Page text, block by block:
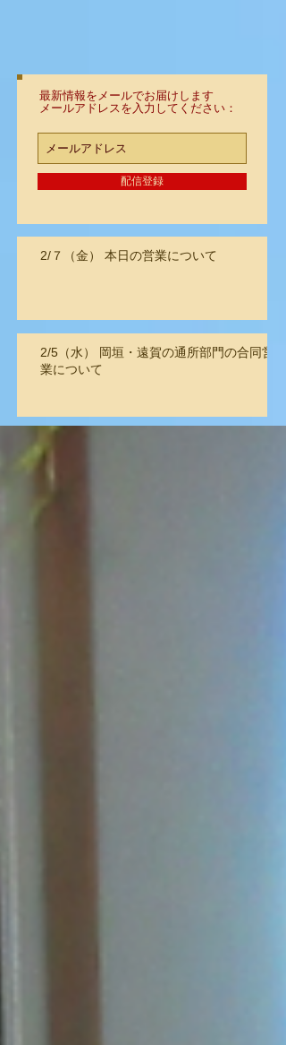
最新情報をメールでお届けします
メールアドレスを入力してください：
配信登録
2/７（金） 本日の営業について
2/5（水） 岡垣・遠賀の通所部門の合同営
業について